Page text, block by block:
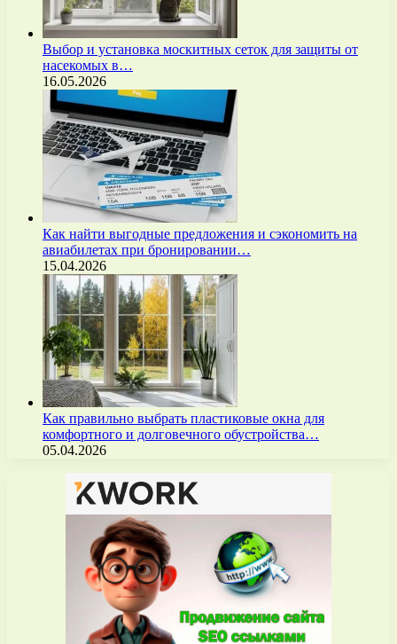
Выбор и установка москитных сеток для защиты от
насекомых в…
16.05.2026
Как найти выгодные предложения и сэкономить на
авиабилетах при бронировании…
15.04.2026
Как правильно выбрать пластиковые окна для
комфортного и долговечного обустройства…
05.04.2026